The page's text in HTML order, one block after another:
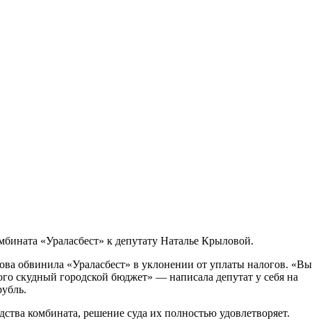
«Ураласбест» к депутату Наталье Крыловой.
обвинила «Ураласбест» в уклонении от уплаты налогов. «Вы
скудный городской бюджет» — написала депутат у себя на
комбината, решение суда их полностью удовлетворяет.